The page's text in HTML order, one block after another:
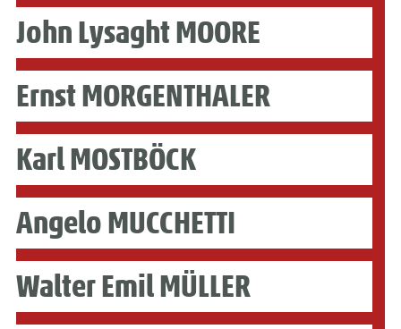
John Lysaght MOORE
Ernst MORGENTHALER
Karl MOSTBÖCK
Angelo MUCCHETTI
Walter Emil MÜLLER